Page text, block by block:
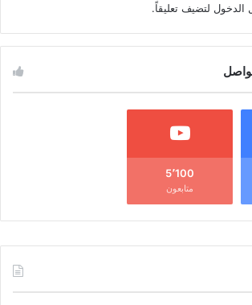
لتضيف تعليقاً.
5٬100
متابعون